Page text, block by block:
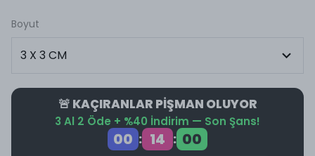
Boyut
🚨 KAÇIRANLAR PİŞMAN OLUYOR
3 Al 2 Öde + %40 İndirim — Son Şans!
00 : 14 : 00